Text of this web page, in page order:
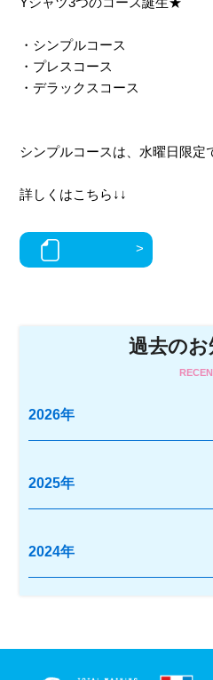
過去の
2026年
2025年
2024年
・シンプルコース
・プレスコース
・デラックスコース
シンプルコースは、水曜日限定
詳しくはこちら↓↓